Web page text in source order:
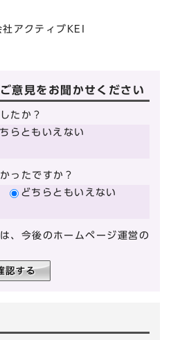
会社アクティブKEI
意見をお聞かせください
たか？
らともいえない
ったですか？
どちらともいえない
、今後のホームページ運営の